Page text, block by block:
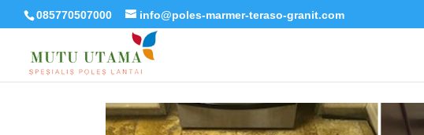
085770507000 info@poles-marmer-teraso-granit.com